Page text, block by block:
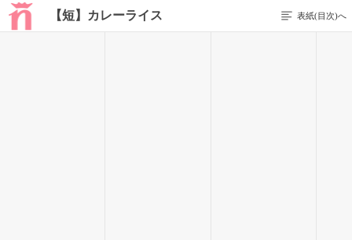
【短】カレーライス 表紙(目次)へ